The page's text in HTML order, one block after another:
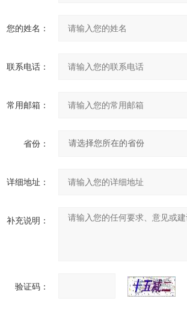
您的姓名：
联系电话：
常用邮箱：
省份：
详细地址：
补充说明：
验证码：